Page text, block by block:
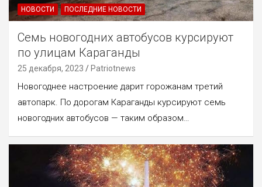
НОВОСТИ ПОСЛЕДНИЕ НОВОСТИ
Семь новогодних автобусов курсируют
по улицам Караганды
25 декабря, 2023 Patriotnews
Новогоднее настроение дарит горожанам третий
автопарк. По дорогам Караганды курсируют семь
новогодних автобусов — таким образом…